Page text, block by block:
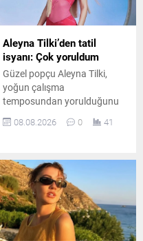
Aleyna Tilki’den tatil
isyanı: Çok yoruldum
Güzel popçu Aleyna Tilki,
yoğun çalışma
temposundan yorulduğunu
belirterek sosyal medya
hesabından yaptığı
08.08.2026 0 41